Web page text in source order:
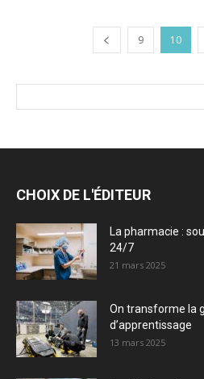
9 10
CHOIX DE L'ÉDITEUR
La pharmacie :
24/7
21 mars 2025
On transforme la
d’apprentissage
13 mars 2025